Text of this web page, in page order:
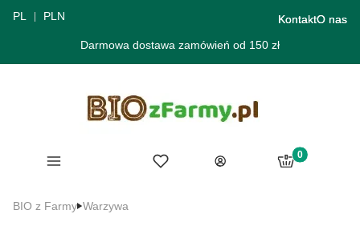
PL PLN KontaktO nas
Darmowa dostawa zamówień od 150 zł
Menu Ulubione
Zaloguj się
Produkty w
Koszyk
BIO z Farmy Warzywa